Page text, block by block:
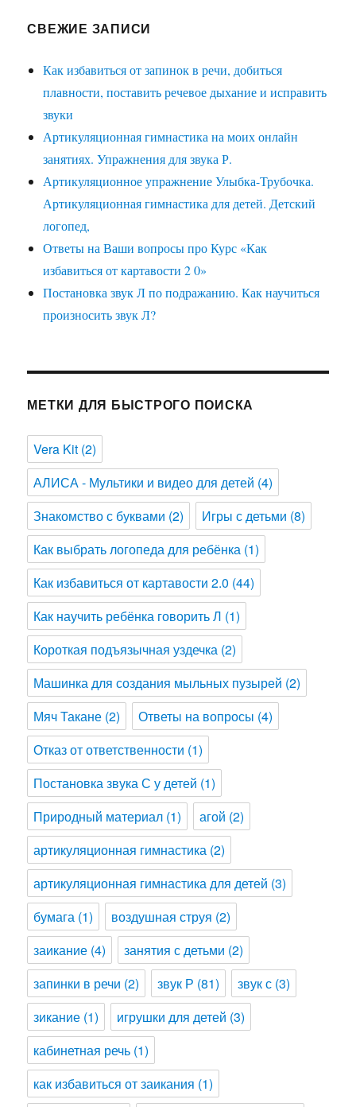
СВЕЖИЕ ЗАПИСИ
Как избавиться от запинок в речи, добиться
плавности, поставить речевое дыхание и исправить
звуки
Артикуляционная гимнастика на моих онлайн
занятиях. Упражнения для звука Р.
Артикуляционное упражнение Улыбка-Трубочка.
Артикуляционная гимнастика для детей. Детский
логопед,
Ответы на Ваши вопросы про Курс «Как
избавиться от картавости 2 0»
Постановка звук Л по подражанию. Как научиться
произносить звук Л?
МЕТКИ ДЛЯ БЫСТРОГО ПОИСКА
Vera Kit (2)
АЛИСА - Мультики и видео для детей (4)
Знакомство с буквами (2) Игры с детьми (8)
Как выбрать логопеда для ребёнка (1)
Как избавиться от картавости 2.0 (44)
Как научить ребёнка говорить Л (1)
Короткая подъязычная уздечка (2)
Машинка для создания мыльных пузырей (2)
Мяч Такане (2) Ответы на вопросы (4)
Отказ от ответственности (1)
Постановка звука С у детей (1)
Природный материал (1) агой (2)
артикуляционная гимнастика (2)
артикуляционная гимнастика для детей (3)
бумага (1) воздушная струя (2)
заикание (4) занятия с детьми (2)
запинки в речи (2) звук Р (81) звук с (3)
зикание (1) игрушки для детей (3)
кабинетная речь (1)
как избавиться от заикания (1)